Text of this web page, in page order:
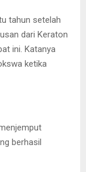
tahun setelah
dari Keraton
ini. Katanya
ketika
berhasil